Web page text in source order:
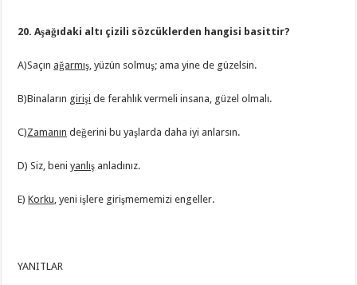
20. Aşağıdaki altı çizili sözcüklerden hangisi basittir?
A)Saçın ağarmış, yüzün solmuş; ama yine de güzelsin.
B)Binaların girişi de ferahlık vermeli insana, güzel olmalı.
C)Zamanın değerini bu yaşlarda daha iyi anlarsın.
D) Siz, beniyanlış anladınız.
E)Korku, yeni işlere girişmememizi engeller.
YANITLAR